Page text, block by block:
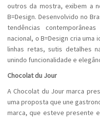
outros da mostra, exibem a
B=Design. Desenvolvido no
tendências
nacional, o B=Design cria
linhas retas, sutis detalhes
unindo funcionalidade e
Chocolat du Jour
A Chocolat du Jour marca
uma proposta que une
marca, que esteve presente